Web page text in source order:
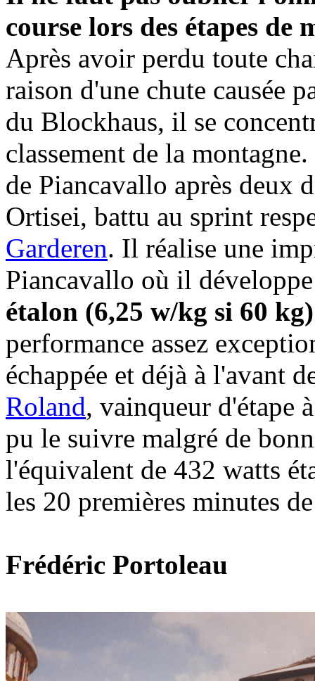
course lors des étapes
Après avoir perdu toute
raison d'une chute causée
du Blockhaus, il se
classement de la
de Piancavallo après deux
Ortisei, battu au sprint
Garderen. Il réalise une
Piancavallo où il
étalon (6,25 w/kg si 60
performance assez
échappée et déjà à l'avant
Roland, vainqueur d'étape
pu le suivre malgré de
l'équivalent de 432 watts
les 20 premières minutes
Frédéric Portoleau